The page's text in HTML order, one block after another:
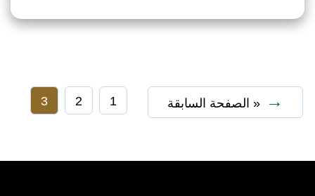
« الصفحة السابقة 1
2
3